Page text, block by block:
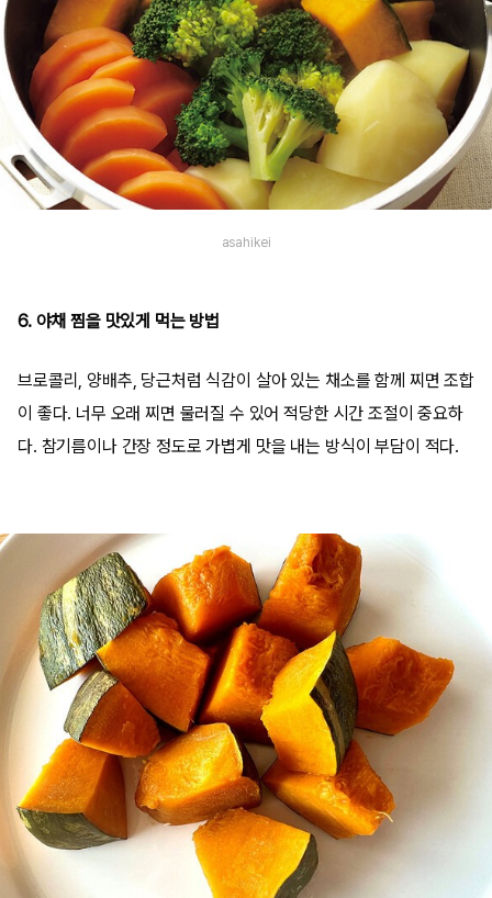
asahikei
6. 야채 찜을 맛있게 먹는 방법
브로콜리, 양배추, 당근처럼 식감이 살아 있는 채소를 함께 찌면 조합
이 좋다. 너무 오래 찌면 물러질 수 있어 적당한 시간 조절이 중요하
다. 참기름이나 간장 정도로 가볍게 맛을 내는 방식이 부담이 적다.